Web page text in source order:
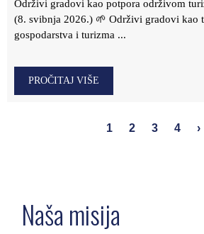
Održivi gradovi kao potpora održivom
(8. svibnja 2026.) 🌱 Održivi gradovi kao
gospodarstva i turizma ...
PROČITAJ VIŠE
1 2 3 4 ›
Naša misija